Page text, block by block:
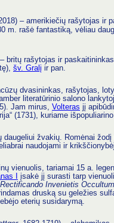
– amerikiečių rašytojas ir
m. rašė fantastiką, vėliau
britų rašytojas ir
šv. Gralį ir pan.
dvasininkas, rašytojas,
literatūrinio salono
Jam mirus, Volteras jį
(1731), kuriame
daugeliui žvakių. Romėnai
naudojami ir
vienuolis, tariamai 15 a.
I įsakė jį surasti tarp
Invenietis
druską su geležies
eterių susidarymą.